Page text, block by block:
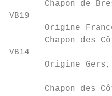
Chapon de
VB19
Origine
Chapon des
VB14
Origine
Chapon des